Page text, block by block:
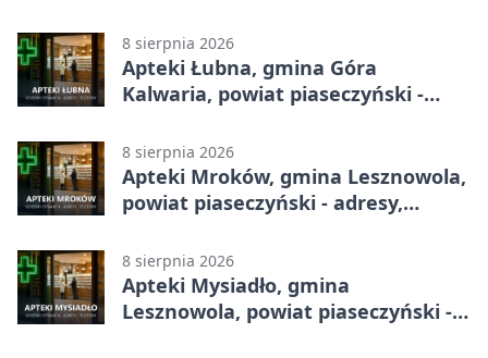
8 sierpnia 2026
Apteki Łubna, gmina Góra
Kalwaria, powiat piaseczyński -
8 sierpnia 2026
Apteki Mroków, gmina Lesznowola,
powiat piaseczyński - adresy,
8 sierpnia 2026
Apteki Mysiadło, gmina
Lesznowola, powiat piaseczyński -